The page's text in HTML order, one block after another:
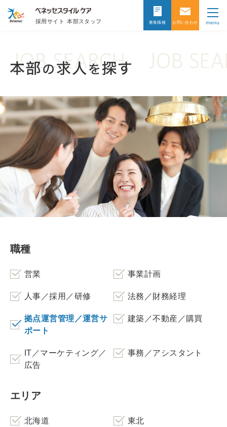
採用サイト 本部スタッフ 募集職種 お問い合わせ menu
職種
営業 事業計画
人事／採用／研修 法務／財務経理
拠点運営管理／運営サ
ポート
建築／不動産／購買
IT／マーケティング／
広告
事務／アシスタント
エリア
北海道 東北